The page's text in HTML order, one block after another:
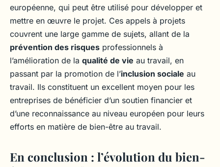
européenne, qui peut être utilisé pour développer et
mettre en œuvre le projet. Ces appels à projets
couvrent une large gamme de sujets, allant de la
prévention des risques professionnels à
l’amélioration de la qualité de vie au travail, en
passant par la promotion de l’inclusion sociale au
travail. Ils constituent un excellent moyen pour les
entreprises de bénéficier d’un soutien financier et
d’une reconnaissance au niveau européen pour leurs
efforts en matière de bien-être au travail.
En conclusion : l’évolution du bien-